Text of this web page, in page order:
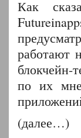
Как
работают
по их
(далее…)